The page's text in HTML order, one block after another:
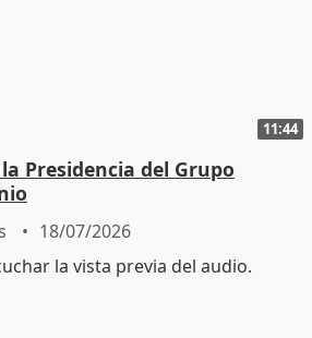
11:44
Presidencia del Grupo
18/07/2026